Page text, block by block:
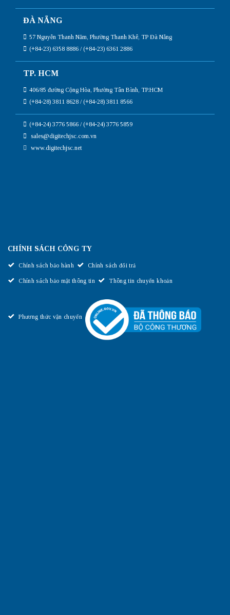
ĐÀ NẴNG
57 Nguyễn Thanh Năm, Phường Thanh Khê, TP Đà Nẵng
(+84-23) 6358 8886 / (+84-23) 6361 2886
TP. HCM
406/85 đường Cộng Hòa, Phường Tân Bình, TP.HCM
(+84-28) 3811 8628 / (+84-28) 3811 8566
(+84-24) 3776 5866 / (+84-24) 3776 5859
sales@digitechjsc.com.vn
www.digitechjsc.net
CHÍNH SÁCH CÔNG TY
Chính sách bảo hành Chính sách đổi trả
Chính sách bảo mật thông tin Thông tin chuyển khoản
Phương thức vận chuyển